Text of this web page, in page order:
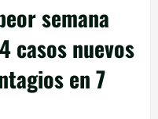
semana
casos nuevos
en 7